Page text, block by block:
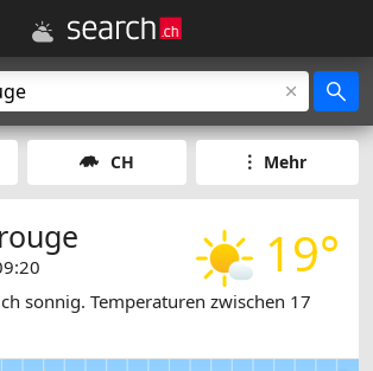
CH Mehr
19°
sonnig. Temperaturen zwischen 17